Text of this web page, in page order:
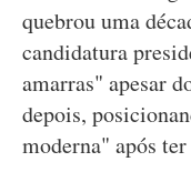
quebrou uma
candidatura
amarras" apesar
depois,
moderna" após